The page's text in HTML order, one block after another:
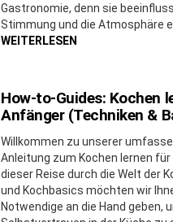
Gastronomie, denn sie
Stimmung und die Atmosphäre
WEITERLESEN
How-to-Guides: Kochen
Anfänger (Techniken &
Willkommen zu unserer
Anleitung zum Kochen lernen für
dieser Reise durch die Welt der
und Kochbasics möchten wir
Notwendige an die Hand geben,